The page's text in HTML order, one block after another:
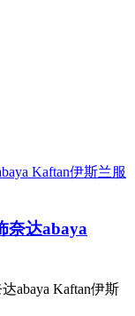
奈达abaya
abaya Kaftan伊斯